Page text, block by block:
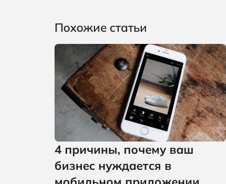
Похожие статьи
4 причины, почему ваш
бизнес нуждается в